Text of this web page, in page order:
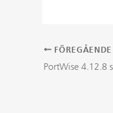
Inläggsnavigering
FÖREGÅENDE
PortWise 4.12.8